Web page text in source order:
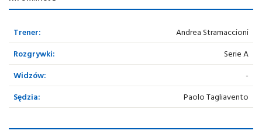
Trener:
Andrea Stramaccioni
Rozgrywki:
Serie A
Widzów:
-
Sędzia:
Paolo Tagliavento